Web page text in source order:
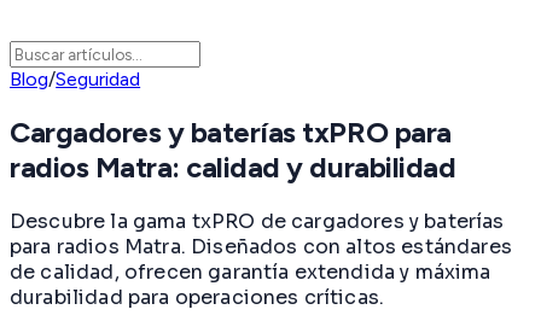
Blog/Seguridad
Cargadores y baterías txPRO para
radios Matra: calidad y durabilidad
Descubre la gama txPRO de cargadores y baterías
para radios Matra. Diseñados con altos estándares
de calidad, ofrecen garantía extendida y máxima
durabilidad para operaciones críticas.